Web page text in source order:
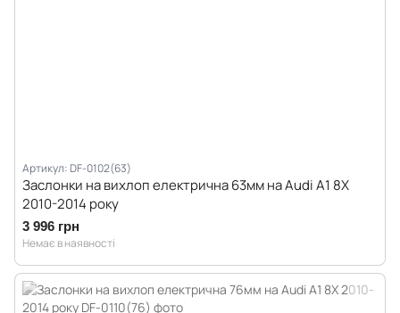
Артикул: DF-0102(63)
Заслонки на вихлоп електрична 63мм на Audi A1 8X
2010-2014 року
3 996 грн
Немає в наявності